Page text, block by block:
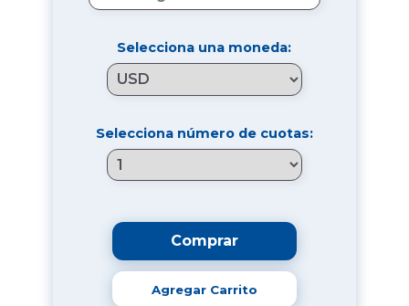
Selecciona una moneda:
Selecciona número de cuotas:
Comprar
Agregar Carrito